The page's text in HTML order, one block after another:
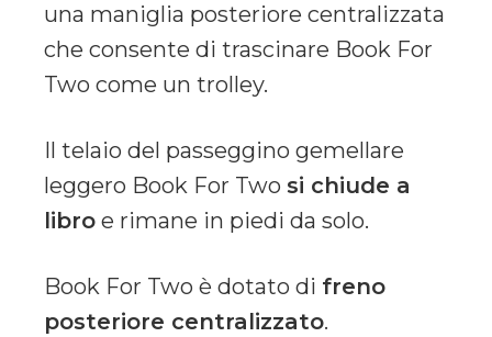
una maniglia posteriore centralizzata
che consente di trascinare Book For
Two come un trolley.
Il telaio del passeggino gemellare
leggero Book For Two si chiude a
libro e rimane in piedi da solo.
Book For Two è dotato di freno
posteriore centralizzato.